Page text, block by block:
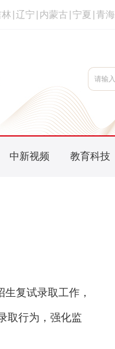
辽宁 内蒙古 宁夏 青海
中新视频 教育科技
复试录取工作，
取行为，强化监